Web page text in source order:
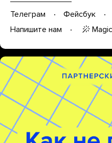
Телеграм Фейсбук
Напишите нам